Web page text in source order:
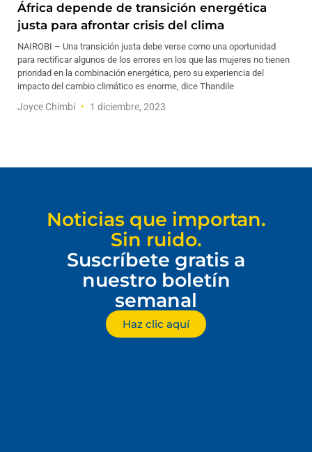
África depende de transición energética
justa para afrontar crisis del clima
NAIROBI – Una transición justa debe verse como una oportunidad
para rectificar algunos de los errores en los que las mujeres no tienen
prioridad en la combinación energética, pero su experiencia del
impacto del cambio climático es enorme, dice Thandile
Joyce Chimbi 1 diciembre, 2023
Noticias que importan.
Sin ruido.
Suscríbete gratis a
nuestro boletín
semanal
Haz clic aquí